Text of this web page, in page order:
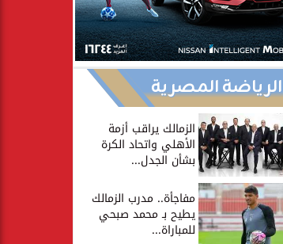
الرياضة المصرية
الزمالك يراقب أزمة
الأهلي واتحاد الكرة
بشأن الجدل...
مفاجأة.. مدرب الزمالك
يطيح بـ محمد صبحي
للمباراة...